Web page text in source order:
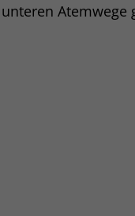
Atemwege